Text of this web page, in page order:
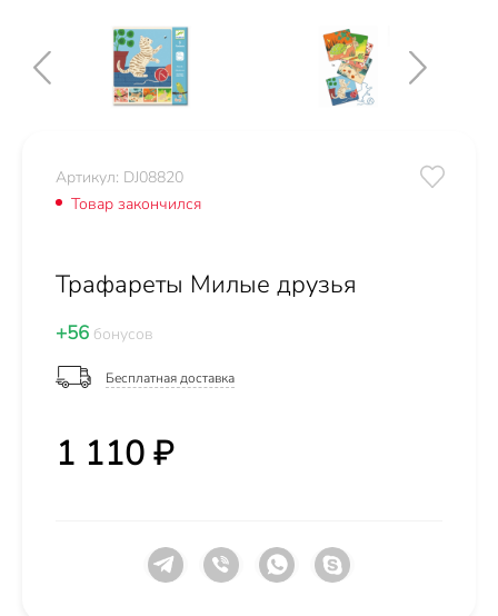
Артикул: DJ08820
Товар закончился
Трафареты Милые друзья
+56 бонусов
Бесплатная доставка
1 110 ₽